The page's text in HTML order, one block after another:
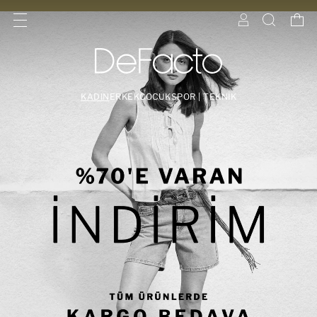
KADIN ERKEKÇOCUKSPOR | TEKNİK